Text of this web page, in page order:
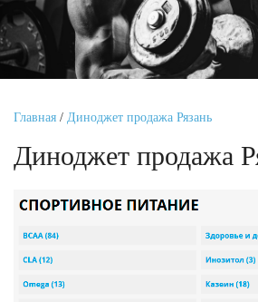
Главная / Диноджет продажа Рязань
Диноджет продажа